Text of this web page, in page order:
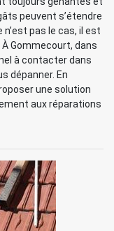
peuvent s’étendre
pas le cas, il est
Gommecourt, dans
à contacter dans
dépanner. En
une solution
aux réparations